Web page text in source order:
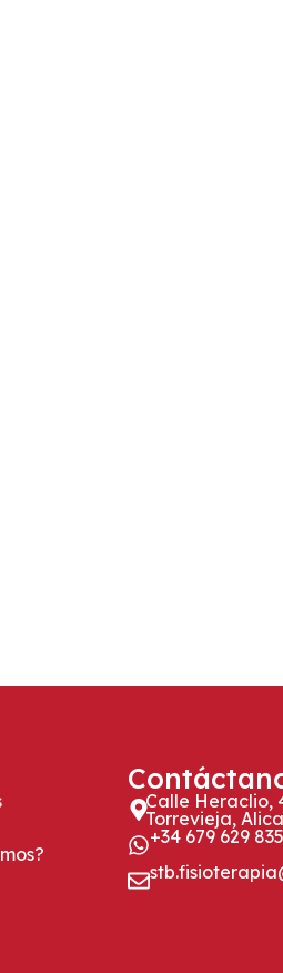
Calle Heraclio,
Torrevieja,
+34 679 629 835